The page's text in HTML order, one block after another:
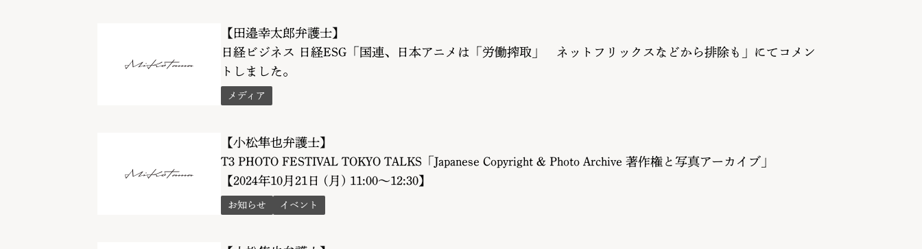
【田邉幸太郎弁護士】
日経ビジネス 日経ESG「国連、日本アニメは「労働搾取」 ネットフリックスなどから排除も」にてコメン
トしました。
メディア
【小松隼也弁護士】
T3 PHOTO FESTIVAL TOKYO TALKS「Japanese Copyright & Photo Archive 著作権と写真アーカイブ」
【2024年10月21日 (月) 11:00〜12:30】
お知らせ イベント